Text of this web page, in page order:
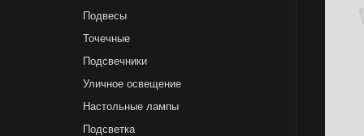
Подвесы
Точечные
Подсвечники
Уличное освещение
Настольные лампы
Подсветка